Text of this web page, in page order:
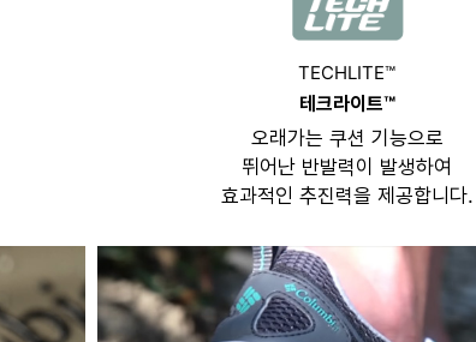
TECHLITE™
테크라이트™
오래가는 쿠션 기능으로
뛰어난 반발력이 발생하여
효과적인 추진력을 제공합니다.